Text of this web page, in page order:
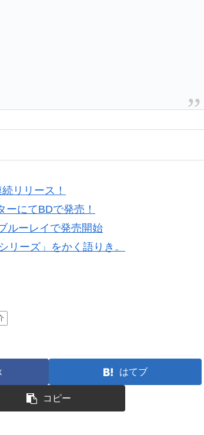
リリース！
ーにてBDで発売！
ルーレイで発売開始
リーズ」をかく語りき。
はてブ
コピー